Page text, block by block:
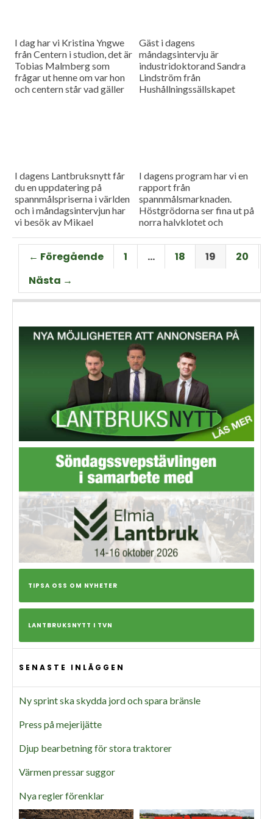
I dag har vi Kristina Yngwe
från Centern i studion, det är
Tobias Malmberg som
frågar ut henne om var hon
och centern står vad gäller
Gäst i dagens
måndagsintervju är
industridoktorand Sandra
Lindström från
Hushållningssällskapet
I dagens Lantbruksnytt får
du en uppdatering på
spannmålspriserna i världen
och i måndagsintervjun har
vi besök av Mikael
Lantmännen.
I dagens program har vi en
rapport från
spannmålsmarknaden.
Höstgrödorna ser fina ut på
norra halvklotet och
Gäst i vår måndagsintervju
är Torbjörn Lithell från HK
Scan som berättar om
slakteribranchens
utmaningar framöver.
← Föregående 1 … 18 19
20
Nästa →
TIPSA OSS OM NYHETER
LANTBRUKSNYTT I TVN
SENASTE INLÄGGEN
Ny sprint ska skydda jord och spara bränsle
Press på mejerijätte
Djup bearbetning för stora traktorer
Värmen pressar suggor
Nya regler förenklar